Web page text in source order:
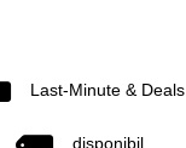
Last-Minute & Deals
disponibil